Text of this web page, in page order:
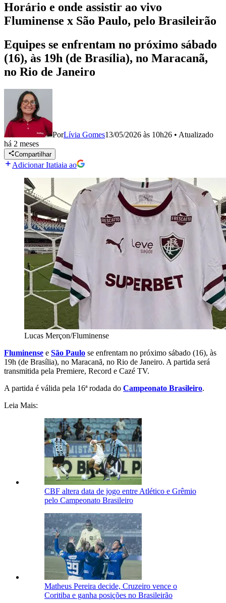
Horário e onde assistir ao vivo
Fluminense x São Paulo, pelo Brasileirão
Equipes se enfrentam no próximo sábado
(16), às 19h (de Brasília), no Maracanã,
no Rio de Janeiro
PorLívia Gomes13/05/2026 às 10h26 • Atualizado
há 2 meses
Compartilhar
Adicionar Itatiaia ao
Lucas Merçon/Fluminense
Fluminense e São Paulo se enfrentam no próximo sábado (16), às
19h (de Brasília), no Maracanã, no Rio de Janeiro. A partida será
transmitida pela Premiere, Record e Cazé TV.
A partida é válida pela 16ª rodada do Campeonato Brasileiro.
Leia Mais:
CBF altera data de jogo entre Atlético e Grêmio
pelo Campeonato Brasileiro
Matheus Pereira decide, Cruzeiro vence o
Coritiba e ganha posições no Brasileirão